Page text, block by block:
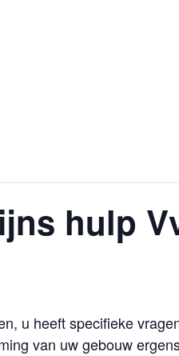
hulp
u heeft specifieke
van uw gebouw